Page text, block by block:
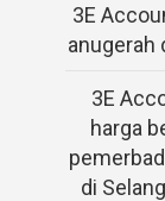
3E
anugerah
3E
harga
di